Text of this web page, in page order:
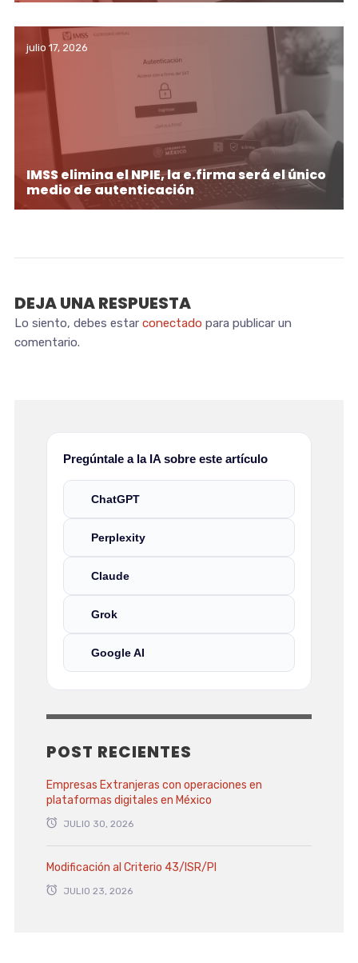
julio 17, 2026
IMSS elimina el NPIE, la e.firma será el único
medio de autenticación
DEJA UNA RESPUESTA
Lo siento, debes estar conectado para publicar un
comentario.
Pregúntale a la IA sobre este artículo
ChatGPT
Perplexity
Claude
Grok
Google AI
POST RECIENTES
Empresas Extranjeras con operaciones en
plataformas digitales en México
JULIO 30, 2026
Modificación al Criterio 43/ISR/PI
JULIO 23, 2026